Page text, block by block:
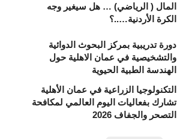
المال ( الرياضي) … هل سيغير وجه
الكرة الأردنية…..؟
دورة تدريبية بمركز البحوث الدوائية
والتشخيصية في عمان الاهلية حول
الهندسة الطبية الحيوية
التكنولوجيا الزراعية في عمان الأهلية
تشارك بفعاليات اليوم العالمي لمكافحة
التصحر والجفاف 2026